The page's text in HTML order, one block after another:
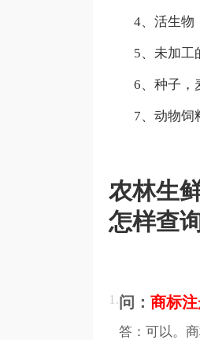
4、活生物
5、未加工的
6、种子，
7、动物饲料
农林生
怎样查
1.问： 商标
答：可以。